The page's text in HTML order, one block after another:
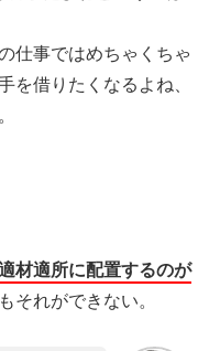
仕事ではめちゃくちゃ
借りたくなるよね、
材適所に配置するのが
それができない。